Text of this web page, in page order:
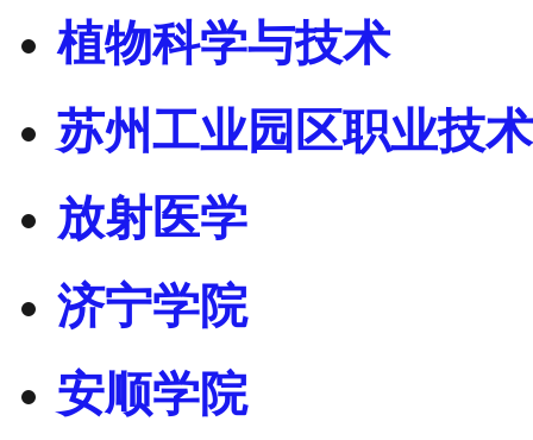
植物科学与技术
苏州工业园区职业技
放射医学
济宁学院
安顺学院